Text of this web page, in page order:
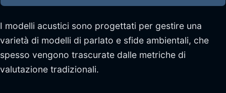
I modelli acustici sono progettati per gestire una
varietà di modelli di parlato e sfide ambientali, che
spesso vengono trascurate dalle metriche di
valutazione tradizionali.